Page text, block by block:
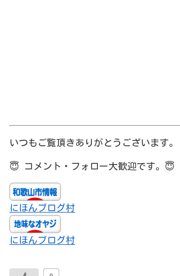
いつもご覧頂きありがとうございます。
😇 コメント・フォロー大歓迎です。 😇
にほんブログ村
にほんブログ村